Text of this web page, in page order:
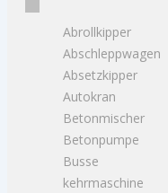
Abrollkipper
Abschleppwagen
Absetzkipper
Autokran
Betonmischer
Betonpumpe
Busse
kehrmaschine